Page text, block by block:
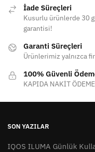
İade Süreçleri
Kusurlu ürünlerde 30
garantisi!
Garanti Süreçleri
Ürünlerimiz yalnızca
100% Güvenli
KAPIDA NAKİT
SON YAZILAR
IQOS ILUMA Günlük